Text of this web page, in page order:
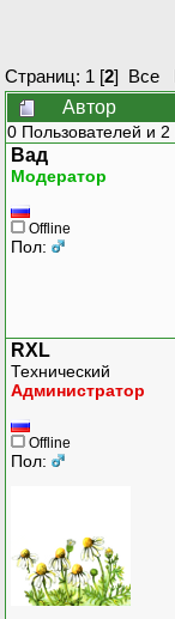
Страниц: 1 [2] Все
Автор
0 Пользователей и 2
Вад
Модератор
Offline
Пол:
RXL
Технический
Администратор
Offline
Пол: